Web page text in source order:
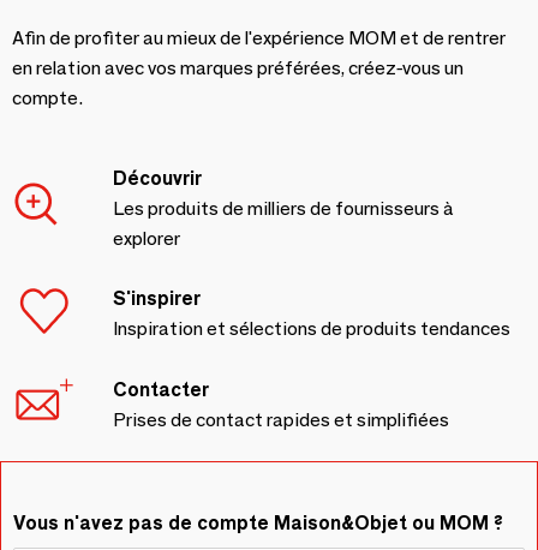
Afin de profiter au mieux de l'expérience MOM et de rentrer
en relation avec vos marques préférées, créez-vous un
compte.
Découvrir
Les produits de milliers de fournisseurs à
explorer
S'inspirer
Inspiration et sélections de produits tendances
Contacter
Prises de contact rapides et simplifiées
Vous n'avez pas de compte Maison&Objet ou MOM ?